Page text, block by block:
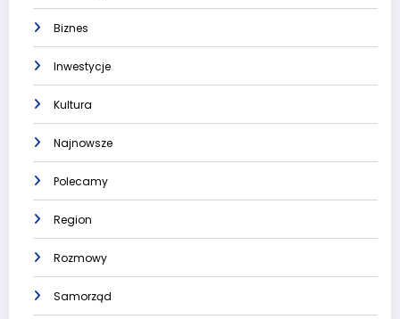
Biznes
Inwestycje
Kultura
Najnowsze
Polecamy
Region
Rozmowy
Samorząd